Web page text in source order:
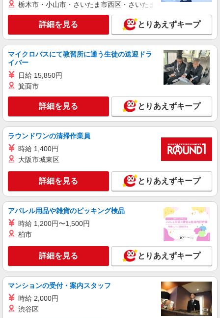
OK（無料駐車場・駐輪場あり）
詳細を見る
アルバイト パート
株式会社丸和運輸機関
物流センターでの日用品入荷軽作業スタッフ
≪アズコムＭＣ大阪センター≫ 大阪府堺市堺
キープ 詳細を見る
正社員
株式会社丸和運輸機関
月給 243,000円 〜 258,000円 ※2025年度に一
律12,000円のベースアップ実績あり ※2026年、
2027年度も下限5,000円のベースアップ予定 月収
例：299,000円＋各種手当 ※時間外労働（残業時
間）が30時間程度の場合
大阪府堺市堺区南島町5丁162番 ㈱丸和運輸機
関 アズコムＭＣ大阪センター
キープ 詳細を見る
アルバイト パート
株式会社丸和運輸機関
物流倉庫でのカートでの集品
大阪府堺市堺区南島町5丁162番 アズコムＭＣ
大阪センター ※車・バイク・自転車通勤OK
栃木市・小山市・さいたま市西区・さいたま市岩槻区・久喜市・
詳細を見る とりあえずキープ
マイクロバスにて教習所に通う生徒の送迎ドラ
イバー
日給 15,850円
箕面市
詳細を見る とりあえずキープ
ラウンドワンの清掃作業員
時給 1,400円
大阪市城東区
詳細を見る とりあえずキープ
アパレル用品や雑貨のピッキング検品
時給 1,200円〜1,500円
柏市
詳細を見る とりあえずキープ
マンションの受付・案内スタッフ
時給 2,000円
渋谷区